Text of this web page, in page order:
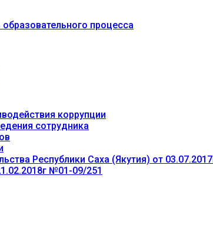
процесса
коррупции
сотрудника
Республики Саха (Якутия) от
№01-09/251